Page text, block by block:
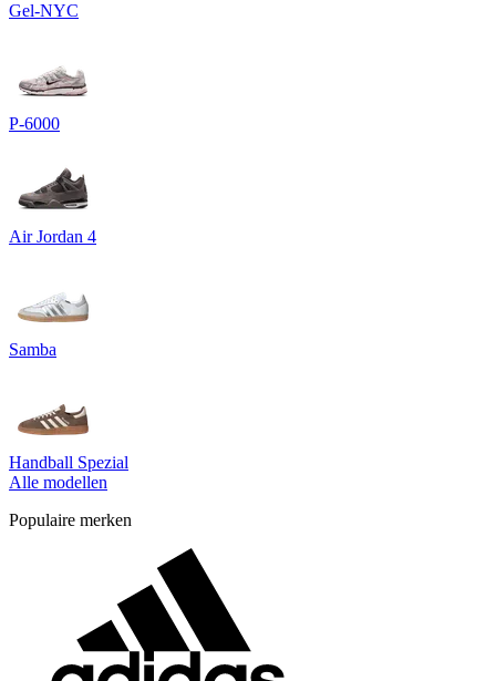
Gel-NYC
P-6000
Air Jordan 4
Samba
Handball Spezial
Alle modellen
Populaire merken